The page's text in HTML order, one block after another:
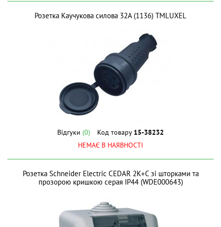
Розетка Каучукова силова 32A (1136) ТМLUXEL
Відгуки (0) Код товару 15-38232
НЕМАЄ В НАЯВНОСТІ
Розетка Schneider Electric CEDAR 2К+С зі шторками та
прозорою кришкою серая IP44 (WDE000643)